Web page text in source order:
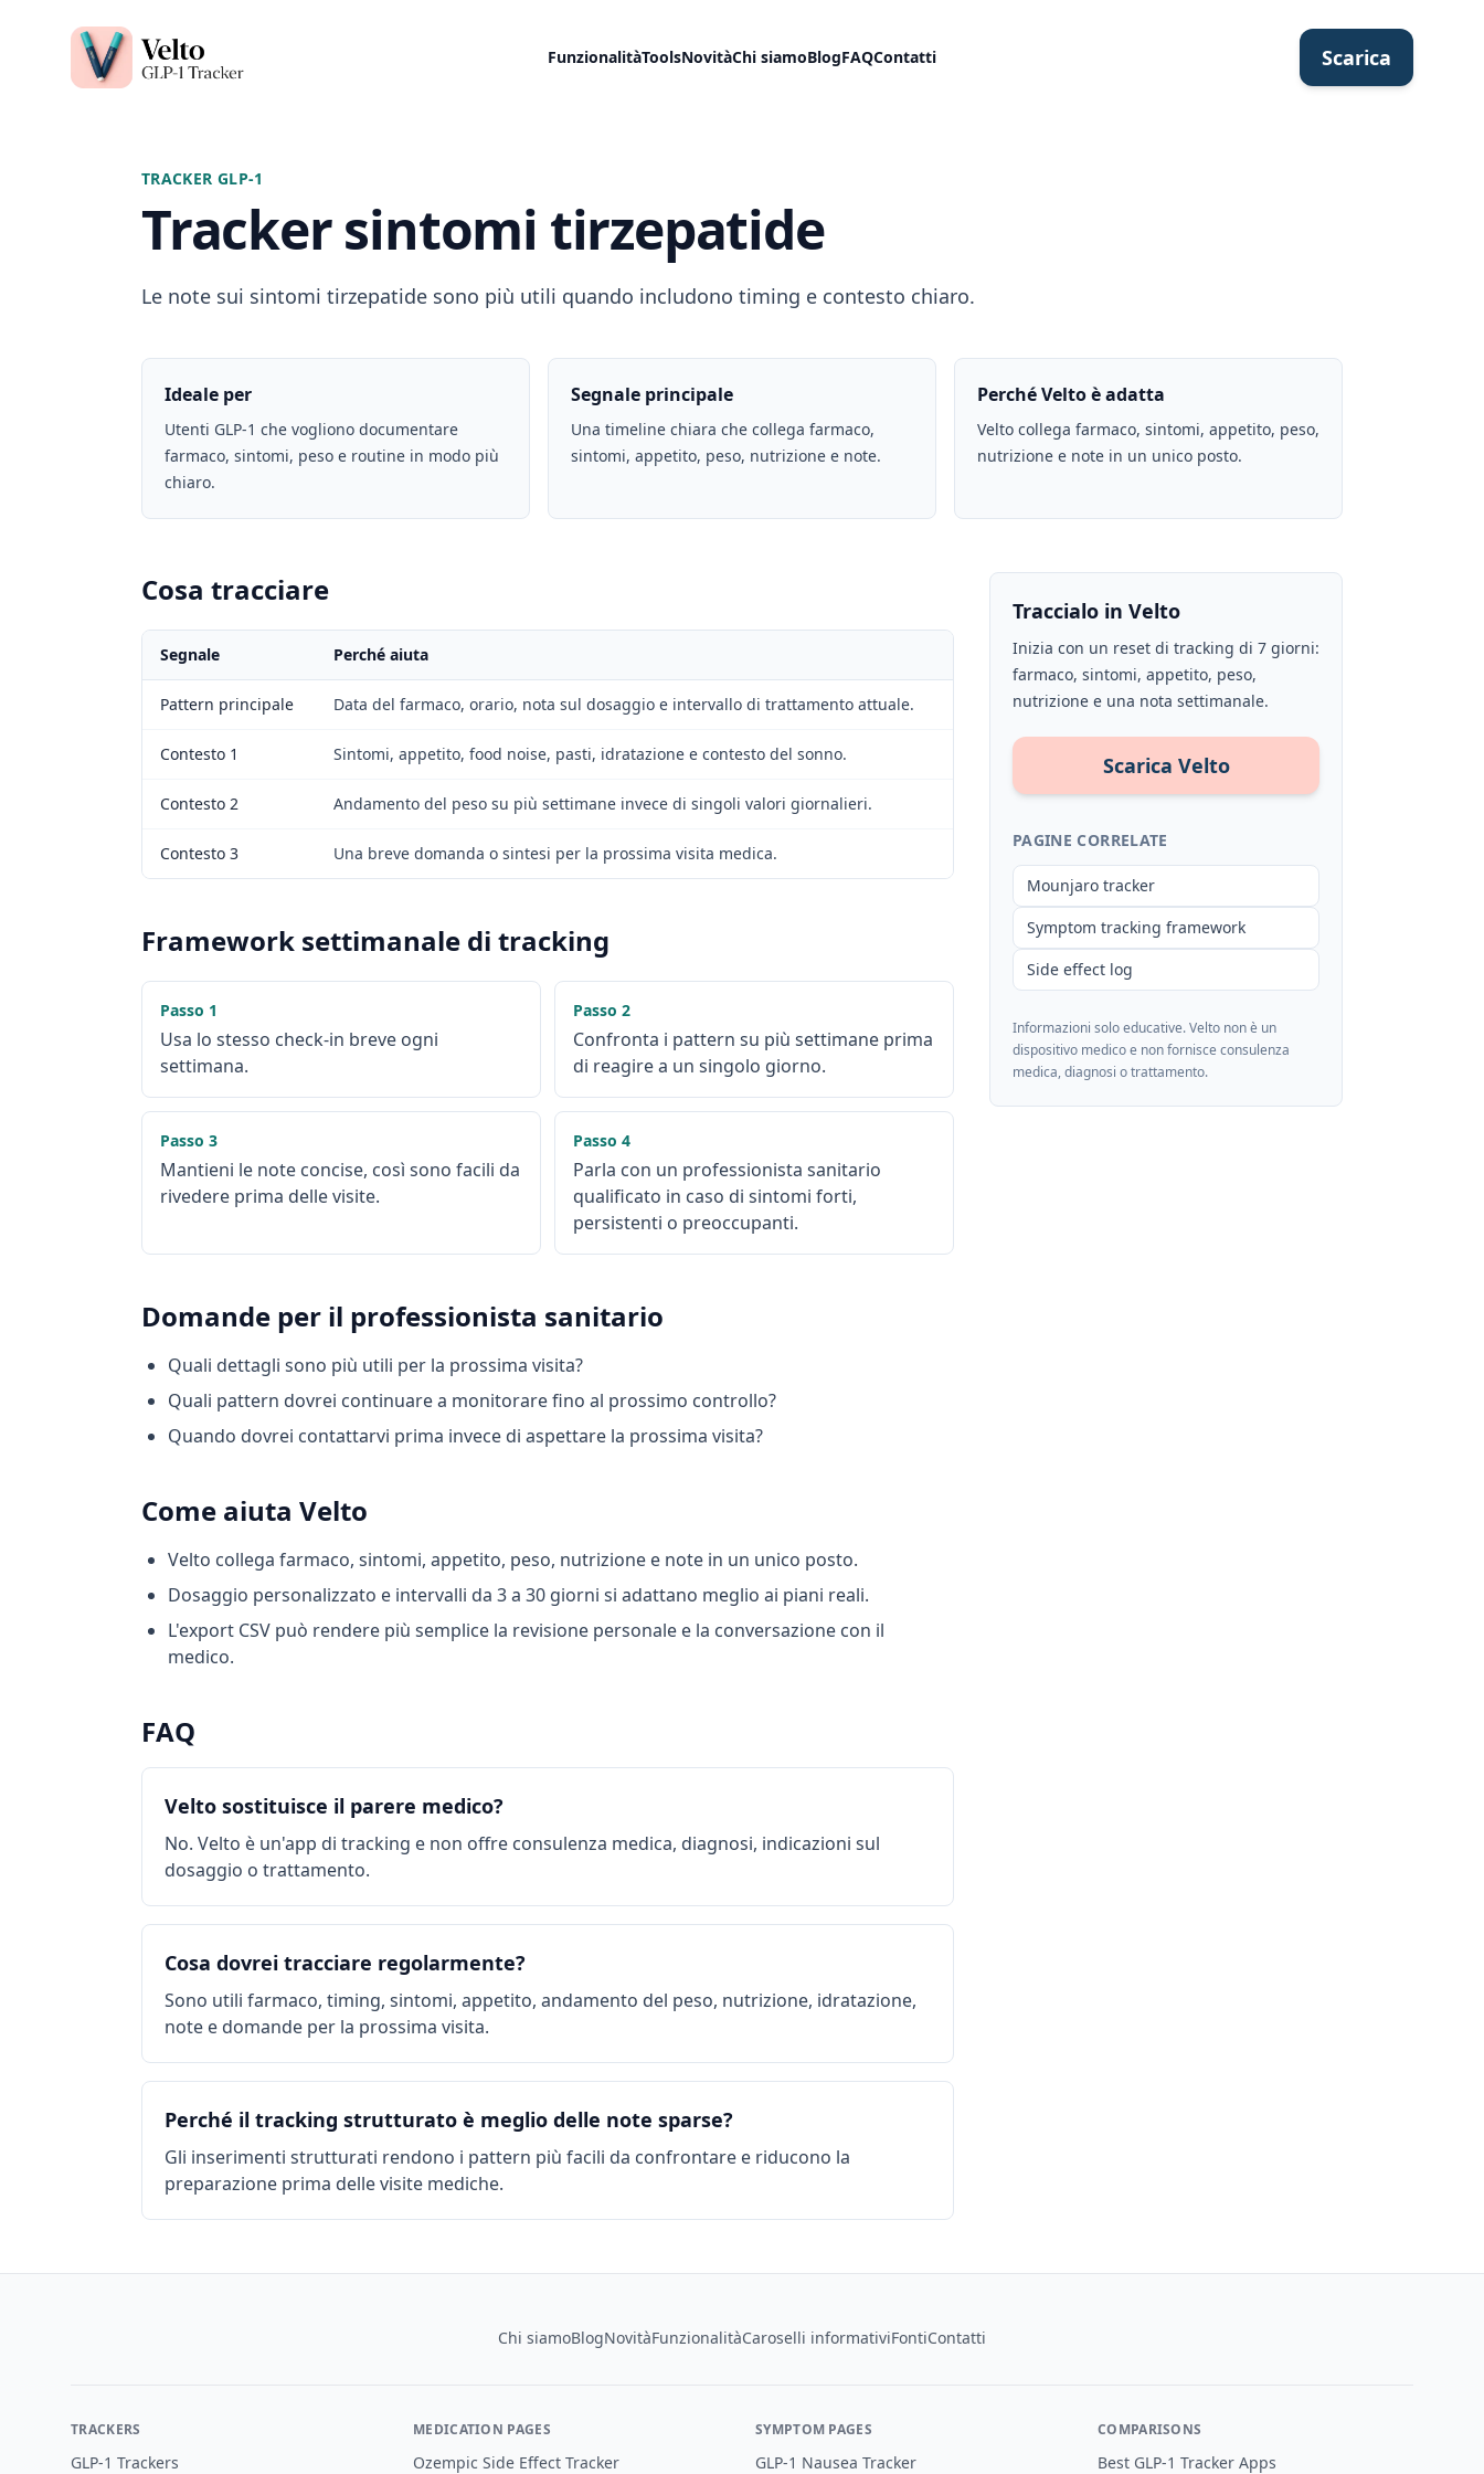
Velto GLP-1 Tracker App
FunzionalitàToolsNovitàChi siamoBlogFAQContatti Scarica
TRACKER GLP-1
Tracker sintomi tirzepatide
Le note sui sintomi tirzepatide sono più utili quando includono timing e contesto chiaro.
Ideale per
Utenti GLP-1 che vogliono documentare
farmaco, sintomi, peso e routine in modo più
chiaro.
Segnale principale
Una timeline chiara che collega farmaco,
sintomi, appetito, peso, nutrizione e note.
Perché Velto è adatta
Velto collega farmaco, sintomi, appetito, peso,
nutrizione e note in un unico posto.
Cosa tracciare
Segnale Perché aiuta
Pattern principale Data del farmaco, orario, nota sul dosaggio e intervallo di trattamento attuale.
Contesto 1 Sintomi, appetito, food noise, pasti, idratazione e contesto del sonno.
Contesto 2 Andamento del peso su più settimane invece di singoli valori giornalieri.
Contesto 3 Una breve domanda o sintesi per la prossima visita medica.
Framework settimanale di tracking
Passo 1
Usa lo stesso check-in breve ogni
settimana.
Passo 2
Confronta i pattern su più settimane prima
di reagire a un singolo giorno.
Passo 3
Mantieni le note concise, così sono facili da
rivedere prima delle visite.
Passo 4
Parla con un professionista sanitario
qualificato in caso di sintomi forti,
persistenti o preoccupanti.
Domande per il professionista sanitario
Quali dettagli sono più utili per la prossima visita?
Quali pattern dovrei continuare a monitorare fino al prossimo controllo?
Quando dovrei contattarvi prima invece di aspettare la prossima visita?
Come aiuta Velto
Velto collega farmaco, sintomi, appetito, peso, nutrizione e note in un unico posto.
Dosaggio personalizzato e intervalli da 3 a 30 giorni si adattano meglio ai piani reali.
L'export CSV può rendere più semplice la revisione personale e la conversazione con il
medico.
FAQ
Velto sostituisce il parere medico?
No. Velto è un'app di tracking e non offre consulenza medica, diagnosi, indicazioni sul
dosaggio o trattamento.
Cosa dovrei tracciare regolarmente?
Sono utili farmaco, timing, sintomi, appetito, andamento del peso, nutrizione, idratazione,
note e domande per la prossima visita.
Perché il tracking strutturato è meglio delle note sparse?
Gli inserimenti strutturati rendono i pattern più facili da confrontare e riducono la
preparazione prima delle visite mediche.
Traccialo in Velto
Inizia con un reset di tracking di 7 giorni:
farmaco, sintomi, appetito, peso,
nutrizione e una nota settimanale.
Scarica Velto
PAGINE CORRELATE
Mounjaro tracker
Symptom tracking framework
Side effect log
Informazioni solo educative. Velto non è un
dispositivo medico e non fornisce consulenza
medica, diagnosi o trattamento.
Chi siamoBlogNovitàFunzionalitàCaroselli informativiFontiContatti
TRACKERS
GLP-1 Trackers
MEDICATION PAGES
Ozempic Side Effect Tracker
SYMPTOM PAGES
GLP-1 Nausea Tracker
COMPARISONS
Best GLP-1 Tracker Apps